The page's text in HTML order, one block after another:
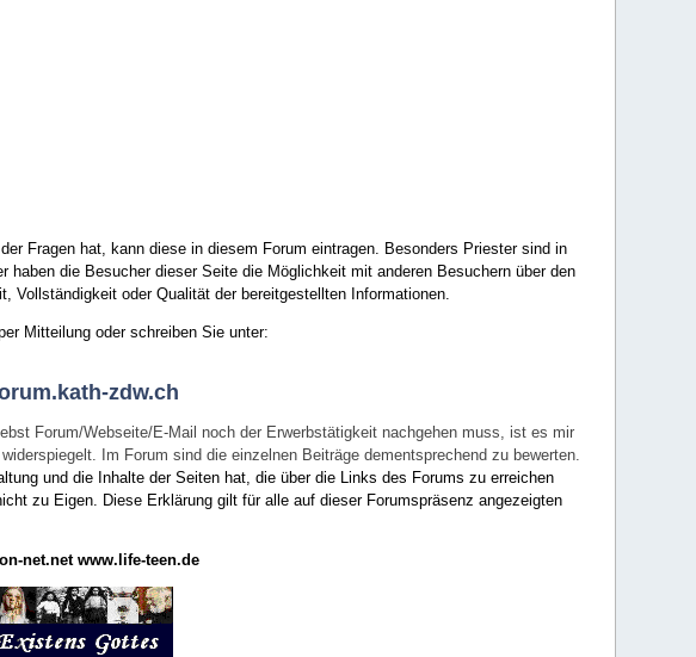
Fragen hat, kann diese in diesem Forum eintragen. Besonders Priester sind in
die Besucher dieser Seite die Möglichkeit mit anderen Besuchern über den
Vollständigkeit oder Qualität der bereitgestellten Informationen.
Mitteilung oder schreiben Sie unter:
zdw.ch
Forum/Webseite/E-Mail noch der Erwerbstätigkeit nachgehen muss, ist es mir
Im Forum sind die einzelnen Beiträge dementsprechend zu bewerten.
und die Inhalte der Seiten hat, die über die Links des Forums zu erreichen
zu Eigen. Diese Erklärung gilt für alle auf dieser Forumspräsenz angezeigten
net.net www.life-teen.de